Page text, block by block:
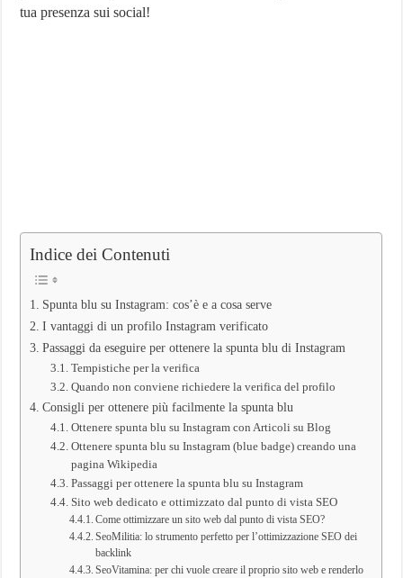
tua presenza sui social!
Indice dei Contenuti
Spunta blu su Instagram: cos’è e a cosa serve
I vantaggi di un profilo Instagram verificato
Passaggi da eseguire per ottenere la spunta blu di Instagram
Tempistiche per la verifica
Quando non conviene richiedere la verifica del profilo
Consigli per ottenere più facilmente la spunta blu
Ottenere spunta blu su Instagram con Articoli su Blog
Ottenere spunta blu su Instagram (blue badge) creando una
pagina Wikipedia
Passaggi per ottenere la spunta blu su Instagram
Sito web dedicato e ottimizzato dal punto di vista SEO
Come ottimizzare un sito web dal punto di vista SEO?
SeoMilitia: lo strumento perfetto per l’ottimizzazione SEO dei
backlink
SeoVitamina: per chi vuole creare il proprio sito web e renderlo